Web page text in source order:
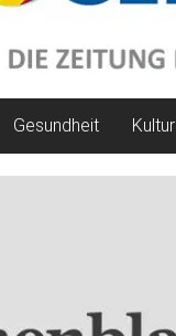
Gesundheit Kultur